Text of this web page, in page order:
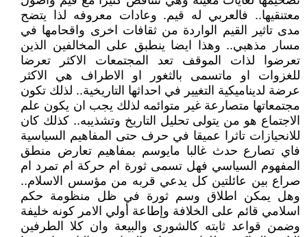
معتنقيها.. فالعربي له قيم. وعادات معروفه لذا يتضح
مدى تاثير القيم الواردة من ثقافات اخرى واقحامها في
مسار مذهبي.. وهذا ايضا ينطبق على المخالفين الذين
تعرضوا لذات الموقف تعد المجتمعات الاكثر تعرضا
للغزوات او ماتسمى بالثغور او الاطراف هي الاكثر
عرضة لديناميكية التغيير في احداثها التاريخية.. لذلك تكون
مجتمعاتها متصارعة غير متوائمه لذلك يجب ان يكون علم
الاجتماع هو من يتولى تحليل التاريخ وتشذيبه.. كذلك كان
للانحيازات تاثرا عميقا في حرف حتى المفاهيم السياسية
فاي تصارع حدث غالبا مايوسم بمفاهيم تعارض منطق
المفهوم السياسي فهل تسمى ثورة ام حركة ام تمرد ام
صراع بين عائلتين كل يدعي قربه من مؤسس الاسلام..
وهل يمكن اطلاق وسم ثورة في ظل منظومة حكم
اسلامي قائم على الخلافة وإطاعة أولي الامر كونه خليفة
وضمن قواعد ثابته كالشورى والبيعة وان كلا الطرفين